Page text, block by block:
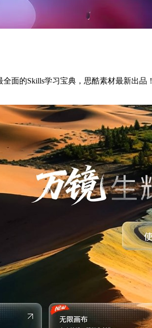
面的Skills学习宝典，思酷素材最新出品！